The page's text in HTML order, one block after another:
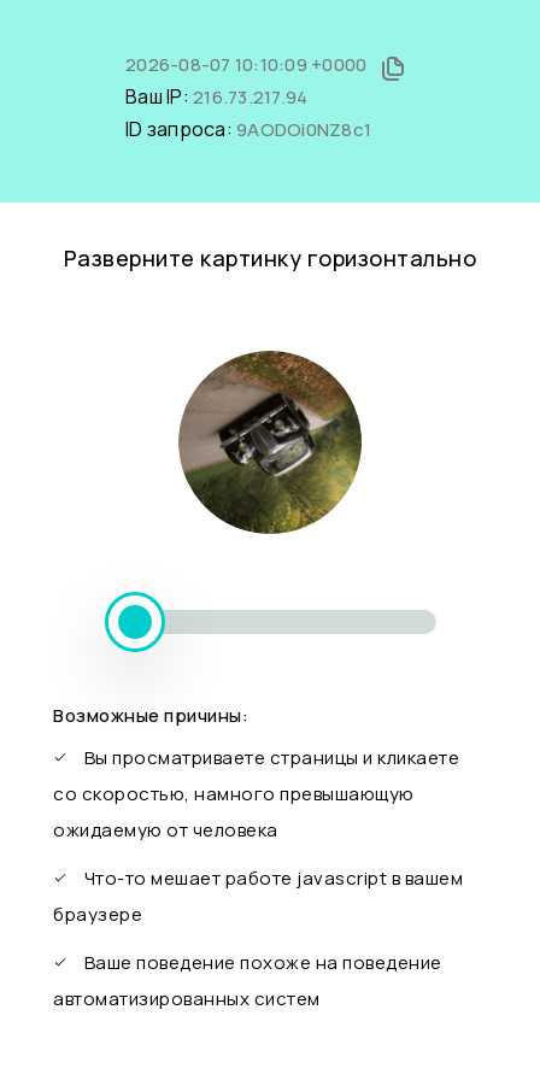
2026-08-07 10:10:09 +0000
Ваш IP: 216.73.217.94
ID запроса: 9AODOi0NZ8c1
Разверните картинку горизонтально
Возможные причины:
Вы просматриваете страницы и кликаете
со скоростью, намного превышающую
ожидаемую от человека
Что-то мешает работе javascript в вашем
браузере
Ваше поведение похоже на поведение
автоматизированных систем